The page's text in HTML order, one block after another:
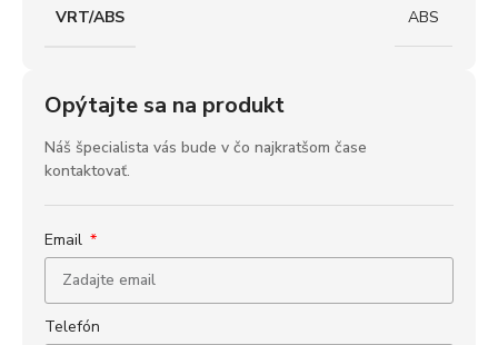
VRT/ABS ABS
Opýtajte sa na produkt
Náš špecialista vás bude v čo najkratšom čase
kontaktovať.
Email
Telefón